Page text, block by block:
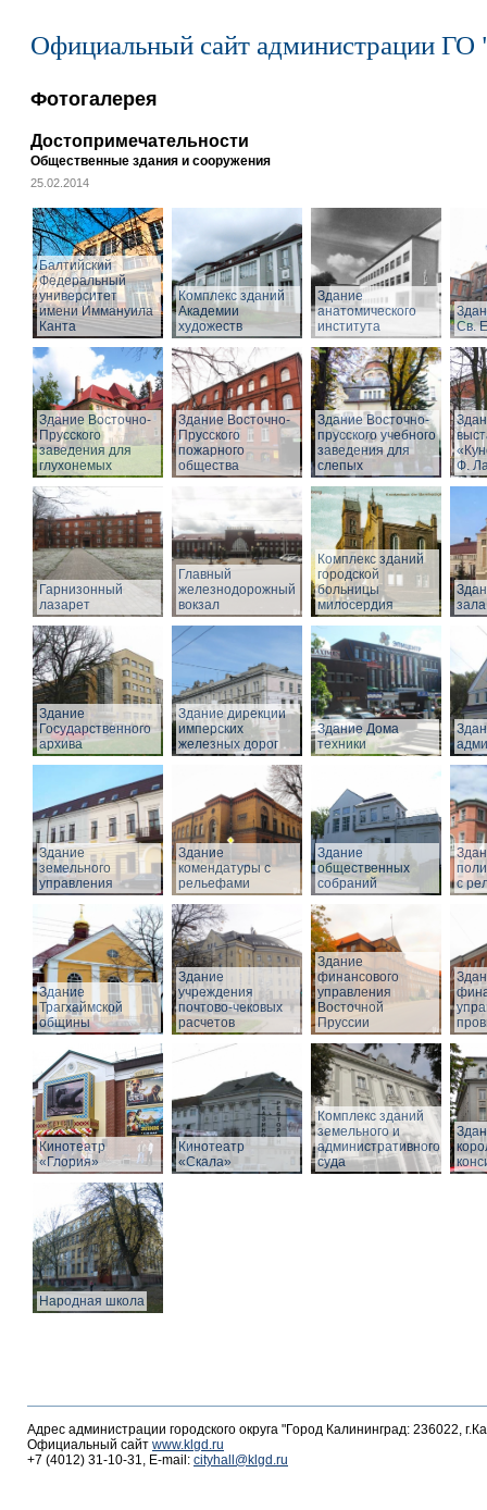
Официальный сайт администрации ГО
Фотогалерея
Достопримечательности
Общественные здания и сооружения
25.02.2014
Балтийский
Федеральный
университет
имени Иммануила
Канта
Комплекс зданий
Академии
художеств
Здание
анатомического
института
Св.
Здание Восточно-
Прусского
заведения для
глухонемых
Здание Восточно-
Прусского
пожарного
общества
Здание Восточно-
прусского учебного
заведения для
слепых
Ф.
Гарнизонный
лазарет
Главный
железнодорожный
вокзал
Комплекс зданий
городской
больницы
милосердия
зала
Здание
Государственного
архива
Здание дирекции
имперских
железных дорог
Здание Дома
техники
Здание
земельного
управления
Здание
комендатуры с
рельефами
Здание
общественных
собраний
с
Здание
Трагхаймской
общины
Здание
учреждения
почтово-чековых
расчетов
Здание
финансового
управления
Восточной
Пруссии
Кинотеатр
«Глория»
Кинотеатр
«Скала»
Комплекс зданий
земельного и
административного
суда
Народная школа
Адрес администрации городского округа "Город Калининград: 236022,
Официальный сайт www.klgd.ru
+7 (4012) 31-10-31, E-mail: cityhall@klgd.ru